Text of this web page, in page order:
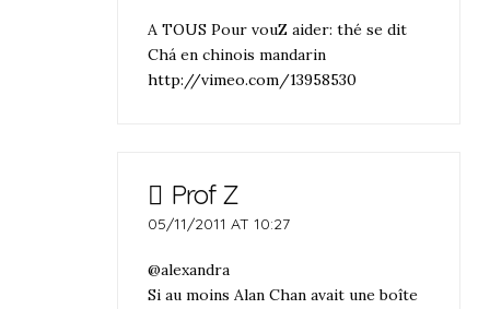
A TOUS Pour vouZ aider: thé se dit
Chá en chinois mandarin
http://vimeo.com/13958530
Prof Z
05/11/2011 AT 10:27
@alexandra
Si au moins Alan Chan avait une boîte